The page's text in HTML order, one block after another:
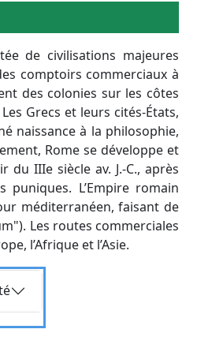
de civilisations majeures
comptoirs commerciaux à
des colonies sur les côtes
Grecs et leurs cités-États,
naissance à la philosophie,
Rome se développe et
IIIe siècle av. J.-C., après
L’Empire romain
méditerranéen, faisant de
Les routes commerciales
l’Afrique et l’Asie.